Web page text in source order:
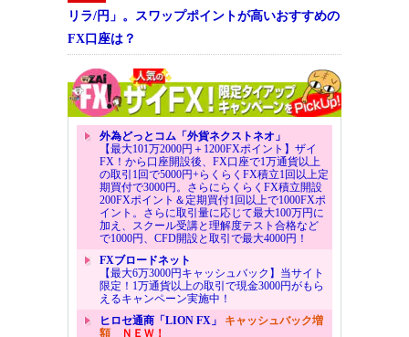
リラ/円」。スワップポイントが高いおすすめの
FX口座は？
外為どっとコム「外貨ネクストネオ」
【最大101万2000円＋1200FXポイント】ザイ
FX！から口座開設後、FX口座で1万通貨以上
の取引1回で5000円+らくらくFX積立1回以上定
期買付で3000円。さらにらくらくFX積立開設
200FXポイント＆定期買付1回以上で1000FXポ
イント。さらに取引量に応じて最大100万円に
加え、スクール受講と理解度テスト合格など
で1000円、CFD開設と取引で最大4000円！
FXブロードネット
【最大6万3000円キャッシュバック】当サイト
限定！1万通貨以上の取引で現金3000円がもら
えるキャンペーン実施中！
ヒロセ通商「LION FX」 キャッシュバック増
額ＮＥＷ！